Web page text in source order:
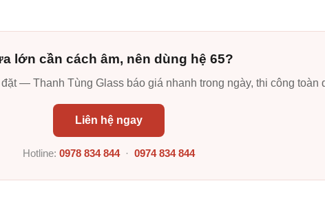
lớn cần cách âm, nên dùng hệ 65?
— Thanh Tùng Glass báo giá nhanh trong ngày, thi công toàn
Liên hệ ngay
Hotline: 0978 834 844· 0974 834 844